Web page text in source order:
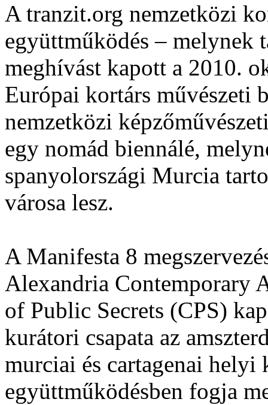
A tranzit.org nemzetközi
együttműködés – melynek
meghívást kapott a 2010.
Európai kortárs művészeti
nemzetközi
egy nomád biennálé,
spanyolországi Murcia
városa lesz.
A Manifesta 8
Alexandria Contemporary
of Public Secrets (CPS)
kurátori csapata az
murciai és cartagenai helyi
együttműködésben fogja